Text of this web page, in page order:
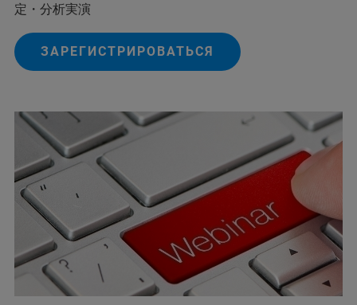
定・分析実演
ЗАРЕГИСТРИРОВАТЬСЯ